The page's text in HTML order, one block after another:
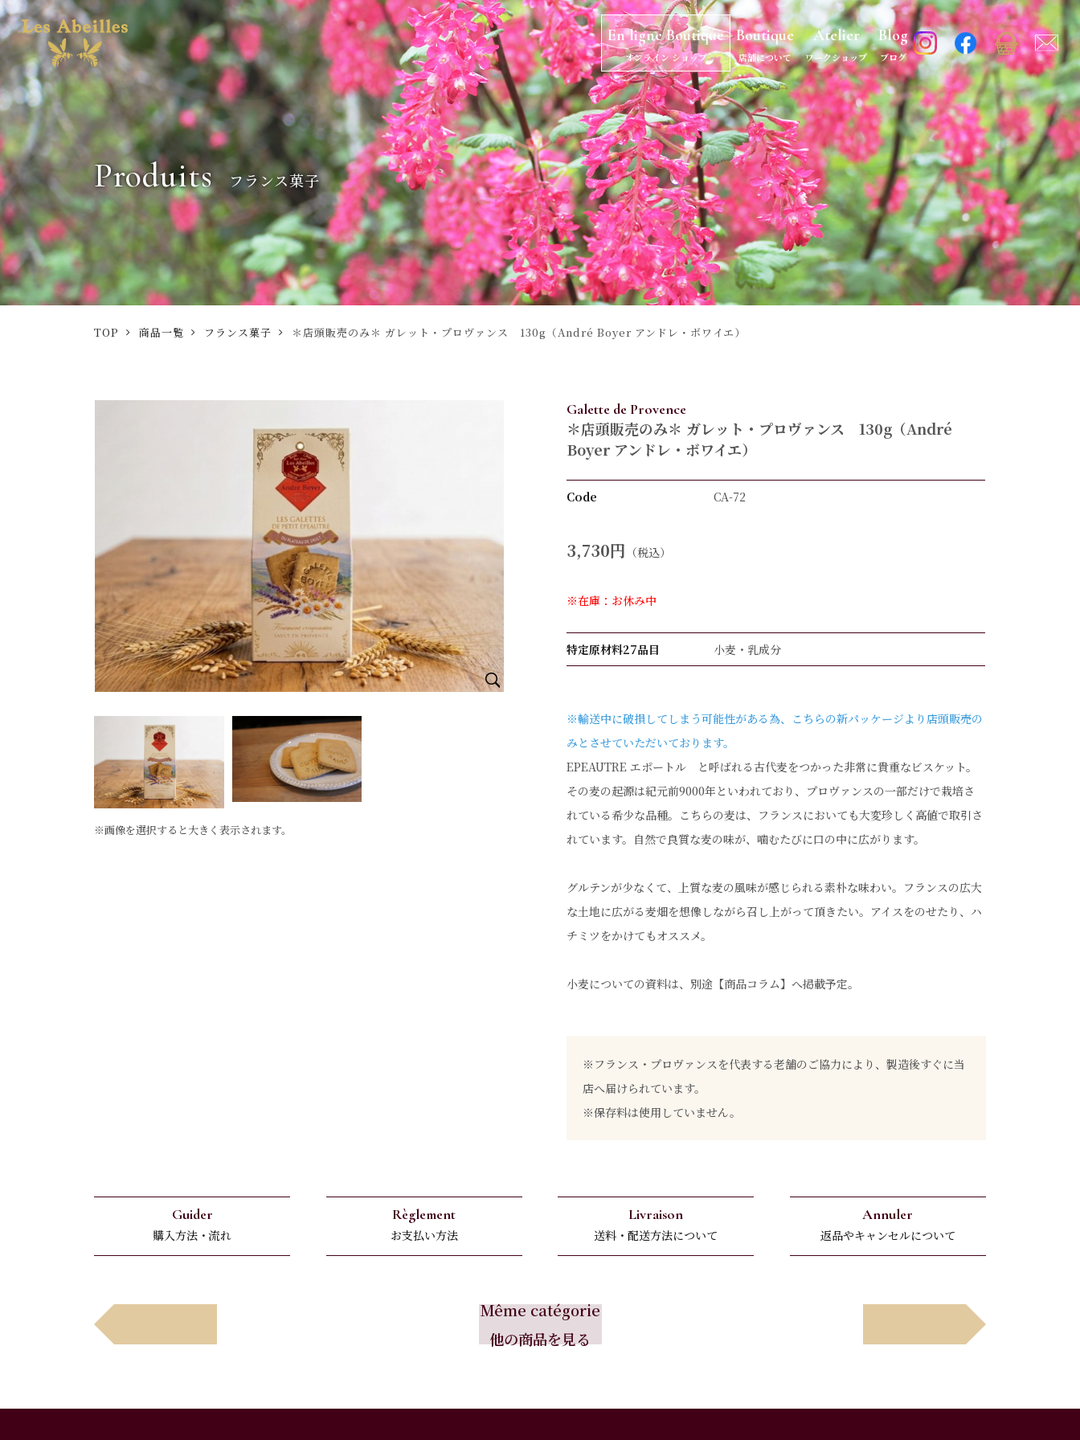
En ligne Boutique
オンライン ショップ
Boutique
店舗について
Atelier
ワークショップ
Blog
ブログ
Produits フランス菓子
TOP 商品一覧 フランス菓子 ＊店頭販売のみ＊ ガレット・プロヴァンス 130g（André Boyer アンドレ・ボワイエ）
※画像を選択すると大きく表示されます。
Galette de Provence
＊店頭販売のみ＊ ガレット・プロヴァンス 130g（André
Boyer アンドレ・ボワイエ）
Code CA-72
3,730円 （税込）
※在庫：お休み中
特定原材料27品目 小麦・乳成分
※輸送中に破損してしまう可能性がある為、こちらの新パッケージより店頭販売の
みとさせていただいております。
EPEAUTRE エポートル と呼ばれる古代麦をつかった非常に貴重なビスケット。
その麦の起源は紀元前9000年といわれており、プロヴァンスの一部だけで栽培さ
れている希少な品種。こちらの麦は、フランスにおいても大変珍しく高値で取引さ
れています。自然で良質な麦の味が、噛むたびに口の中に広がります。
グルテンが少なくて、上質な麦の風味が感じられる素朴な味わい。フランスの広大
な土地に広がる麦畑を想像しながら召し上がって頂きたい。アイスをのせたり、ハ
チミツをかけてもオススメ。
小麦についての資料は、別途【商品コラム】へ掲載予定。
※フランス・プロヴァンスを代表する老舗のご協力により、製造後すぐに当
店へ届けられています。
※保存料は使用していません。
Guider
購入方法・流れ
Règlement
お支払い方法
Livraison
送料・配送方法について
Annuler
返品やキャンセルについて
Même catégorie
他の商品を見る